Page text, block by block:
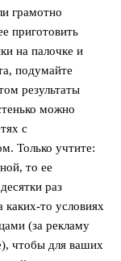
грамотно
приготовить
на палочке и
подумайте
результаты
можно
с
Только учтите:
то ее
раз
то условиях
(за рекламу
чтобы для ваших